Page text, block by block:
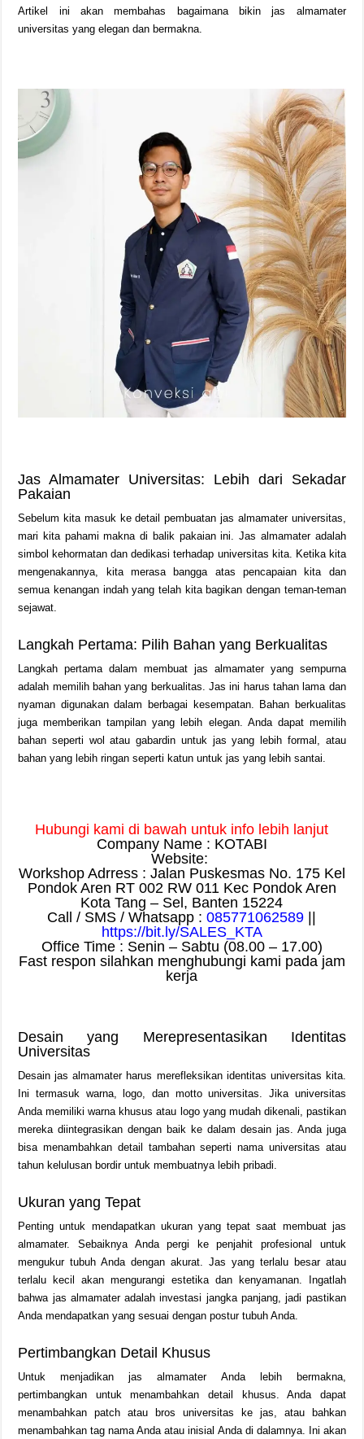
Artikel ini akan membahas bagaimana bikin jas almamater
universitas yang elegan dan bermakna.
Jas Almamater Universitas: Lebih dari Sekadar
Pakaian
Sebelum kita masuk ke detail pembuatan jas almamater universitas,
mari kita pahami makna di balik pakaian ini. Jas almamater adalah
simbol kehormatan dan dedikasi terhadap universitas kita. Ketika kita
mengenakannya, kita merasa bangga atas pencapaian kita dan
semua kenangan indah yang telah kita bagikan dengan teman-teman
sejawat.
Langkah Pertama: Pilih Bahan yang Berkualitas
Langkah pertama dalam membuat jas almamater yang sempurna
adalah memilih bahan yang berkualitas. Jas ini harus tahan lama dan
nyaman digunakan dalam berbagai kesempatan. Bahan berkualitas
juga memberikan tampilan yang lebih elegan. Anda dapat memilih
bahan seperti wol atau gabardin untuk jas yang lebih formal, atau
bahan yang lebih ringan seperti katun untuk jas yang lebih santai.
Hubungi kami di bawah untuk info lebih lanjut
Company Name : KOTABI
Website:
Workshop Adrress : Jalan Puskesmas No. 175 Kel
Pondok Aren RT 002 RW 011 Kec Pondok Aren
Kota Tang – Sel, Banten 15224
Call / SMS / Whatsapp :085771062589 ||
https://bit.ly/SALES_KTA
Office Time : Senin – Sabtu (08.00 – 17.00)
Fast respon silahkan menghubungi kami pada jam
kerja
Desain yang Merepresentasikan Identitas
Universitas
Desain jas almamater harus merefleksikan identitas universitas kita.
Ini termasuk warna, logo, dan motto universitas. Jika universitas
Anda memiliki warna khusus atau logo yang mudah dikenali, pastikan
mereka diintegrasikan dengan baik ke dalam desain jas. Anda juga
bisa menambahkan detail tambahan seperti nama universitas atau
tahun kelulusan bordir untuk membuatnya lebih pribadi.
Ukuran yang Tepat
Penting untuk mendapatkan ukuran yang tepat saat membuat jas
almamater. Sebaiknya Anda pergi ke penjahit profesional untuk
mengukur tubuh Anda dengan akurat. Jas yang terlalu besar atau
terlalu kecil akan mengurangi estetika dan kenyamanan. Ingatlah
bahwa jas almamater adalah investasi jangka panjang, jadi pastikan
Anda mendapatkan yang sesuai dengan postur tubuh Anda.
Pertimbangkan Detail Khusus
Untuk menjadikan jas almamater Anda lebih bermakna,
pertimbangkan untuk menambahkan detail khusus. Anda dapat
menambahkan patch atau bros universitas ke jas, atau bahkan
menambahkan tag nama Anda atau inisial Anda di dalamnya. Ini akan